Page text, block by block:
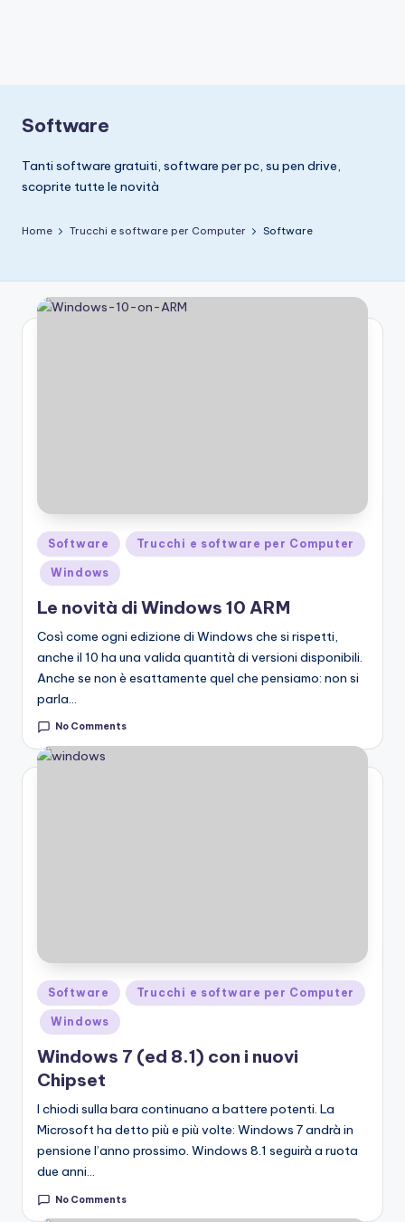
Software
Tanti software gratuiti, software per pc, su pen drive,
scoprite tutte le novità
Home Trucchi e software per Computer Software
Posted
in
Software Trucchi e software per Computer
Windows
Le novità di Windows 10 ARM
Così come ogni edizione di Windows che si rispetti,
anche il 10 ha una valida quantità di versioni disponibili.
Anche se non è esattamente quel che pensiamo: non si
parla…
No Comments
Posted
in
Software Trucchi e software per Computer
Windows
Windows 7 (ed 8.1) con i nuovi
Chipset
I chiodi sulla bara continuano a battere potenti. La
Microsoft ha detto più e più volte: Windows 7 andrà in
pensione l’anno prossimo. Windows 8.1 seguirà a ruota
due anni…
No Comments